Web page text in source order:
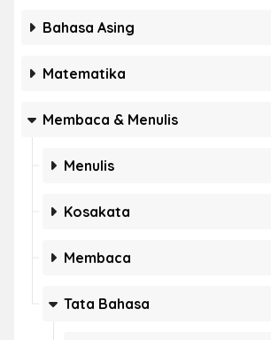
Bahasa Asing
Matematika
Membaca & Menulis
Menulis
Kosakata
Membaca
Tata Bahasa